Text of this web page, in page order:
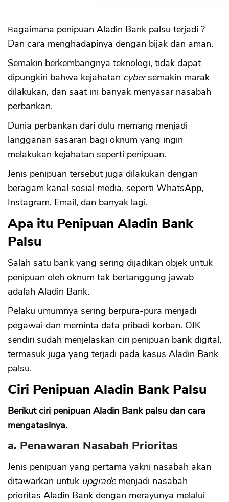
Bagaimana penipuan Aladin Bank palsu terjadi ?
Dan cara menghadapinya dengan bijak dan aman.
Semakin berkembangnya teknologi, tidak dapat
dipungkiri bahwa kejahatan cybersemakin marak
dilakukan, dan saat ini banyak menyasar nasabah
perbankan.
Dunia perbankan dari dulu memang menjadi
langganan sasaran bagi oknum yang ingin
melakukan kejahatan seperti penipuan.
Jenis penipuan tersebut juga dilakukan dengan
beragam kanal sosial media, seperti WhatsApp,
Instagram, Email, dan banyak lagi.
Apa itu Penipuan Aladin Bank
Palsu
Salah satu bank yang sering dijadikan objek untuk
penipuan oleh oknum tak bertanggung jawab
adalah Aladin Bank.
Pelaku umumnya sering berpura-pura menjadi
pegawai dan meminta data pribadi korban. OJK
sendiri sudah menjelaskan ciri penipuan bank digital,
termasuk juga yang terjadi pada kasus Aladin Bank
palsu.
Ciri Penipuan Aladin Bank Palsu
Berikut ciri penipuan Aladin Bank palsu dan cara
mengatasinya.
a. Penawaran Nasabah Prioritas
Jenis penipuan yang pertama yakni nasabah akan
ditawarkan untuk upgrademenjadi nasabah
prioritas Aladin Bank dengan merayunya melalui